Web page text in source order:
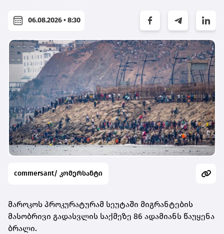
06.08.2026 • 8:30
commersant/ კომერსანტი
მაროკოს პროკურატურამ სეუტაში მიგრანტების
მასობრივი გადასვლის საქმეზე 86 ადამიანს წაუყენა
ბრალი.